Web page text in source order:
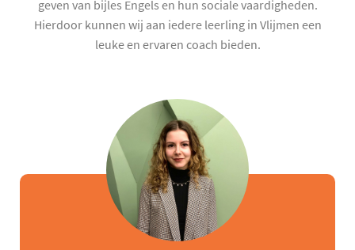
geven van bijles Engels en hun sociale vaardigheden.
Hierdoor kunnen wij aan iedere leerling in Vlijmen een
leuke en ervaren coach bieden.